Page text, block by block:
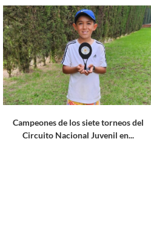
de los siete torneos del
Juvenil en...